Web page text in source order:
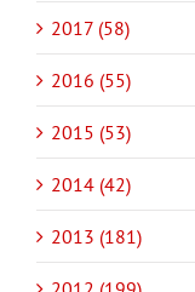
2017 (58)
2016 (55)
2015 (53)
2014 (42)
2013 (181)